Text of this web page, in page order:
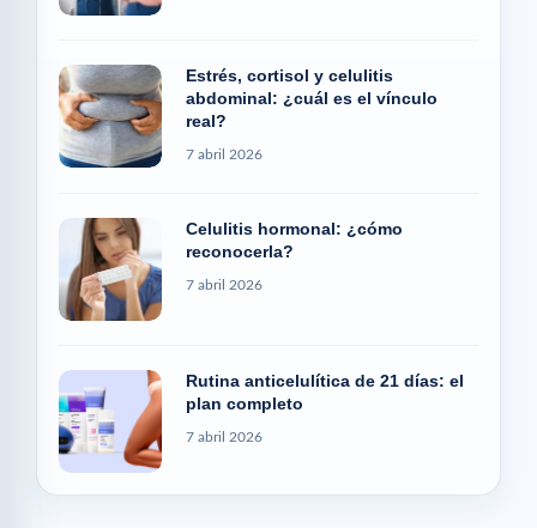
Estrés, cortisol y celulitis
abdominal: ¿cuál es el vínculo
real?
7 abril 2026
Celulitis hormonal: ¿cómo
reconocerla?
7 abril 2026
Rutina anticelulítica de 21 días: el
plan completo
7 abril 2026